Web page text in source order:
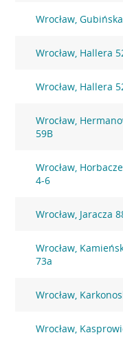
Wrocław,
Wrocław, Hallera
Wrocław, Hallera
Wrocław,
59B
Wrocław,
4-6
Wrocław, Jaracza
Wrocław,
73a
Wrocław,
Wrocław,